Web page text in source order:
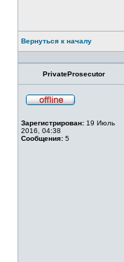
Вернуться к началу
PrivateProsecutor
сети
Зарегистрирован: 19 Июль
2016, 04:38
Сообщения: 5